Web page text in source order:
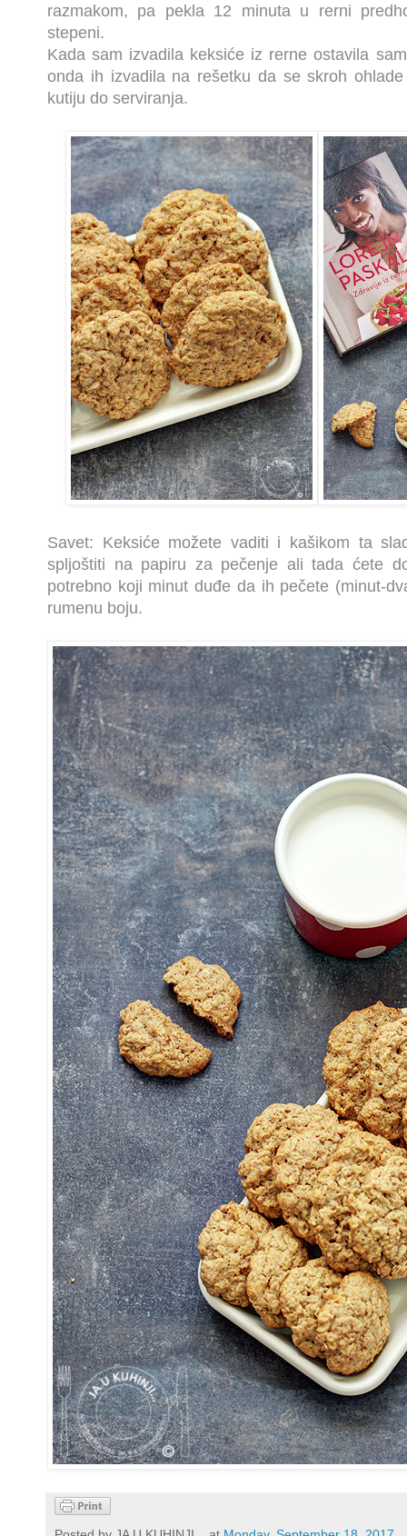
razmakom, pa pekla 12 minuta u rerni
stepeni.
Kada sam izvadila keksiće iz rerne ostavila
onda ih izvadila na rešetku da se skroh
kutiju do serviranja.
Savet: Keksiće možete vaditi i kašikom ta
spljoštiti na papiru za pečenje ali tada ćete
potrebno koji minut duđe da ih pečete (minut-
rumenu boju.